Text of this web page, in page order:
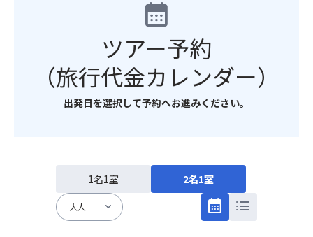
calendar_month
ツアー予約
（旅行代金カレンダー）
出発日を選択して予約へお進みください。
1名1室 2名1室
大人 expand_more calendar_month list